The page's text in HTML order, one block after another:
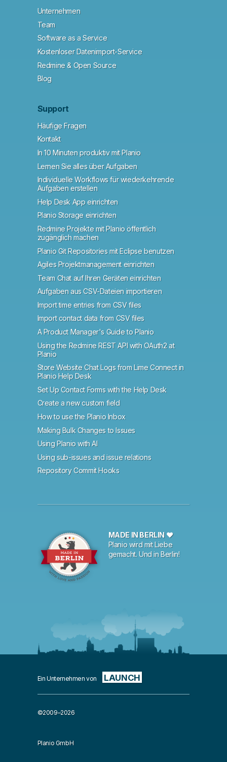
Unternehmen
Team
Software as a Service
Kostenloser Datenimport-Service
Redmine & Open Source
Blog
Support
Häufige Fragen
Kontakt
In 10 Minuten produktiv mit Planio
Lernen Sie alles über Aufgaben
Individuelle Workflows für wiederkehrende
Aufgaben erstellen
Help Desk App einrichten
Planio Storage einrichten
Redmine Projekte mit Planio öffentlich
zugänglich machen
Planio Git Repositories mit Eclipse benutzen
Agiles Projektmanagement einrichten
Team Chat auf Ihren Geräten einrichten
Aufgaben aus CSV-Dateien importieren
Import time entries from CSV files
Import contact data from CSV files
A Product Manager's Guide to Planio
Using the Redmine REST API with OAuth2 at
Planio
Store Website Chat Logs from Lime Connect in
Planio Help Desk
Set Up Contact Forms with the Help Desk
Create a new custom field
How to use the Planio Inbox
Making Bulk Changes to Issues
Using Planio with AI
Using sub-issues and issue relations
Repository Commit Hooks
MADE IN BERLIN ♥
Planio wird mit Liebe
gemacht. Und in Berlin!
Ein Unternehmen von LAUNCH
©2009–2026
Planio GmbH